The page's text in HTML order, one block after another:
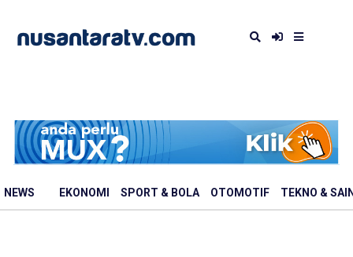
NEWS EKONOMI SPORT & BOLA OTOMOTIF TEKNO &